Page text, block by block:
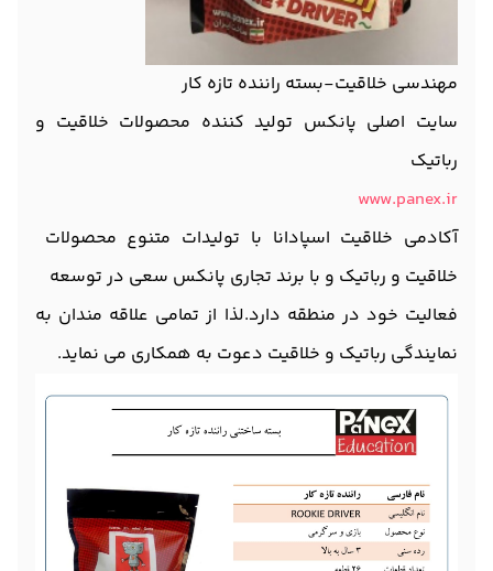
مهندسی خلاقیت-بسته راننده تازه کار
سایت اصلی پانکس تولید کننده محصولات خلاقیت و
رباتیک
www.panex.ir
آکادمی خلاقیت اسپادانا با تولیدات متنوع محصولات
خلاقیت و رباتیک و با برند تجاری پانکس سعی در توسعه
فعالیت خود در منطقه دارد.لذا از تمامی علاقه مندان به
نمایندگی رباتیک و خلاقیت دعوت به همکاری می نماید.